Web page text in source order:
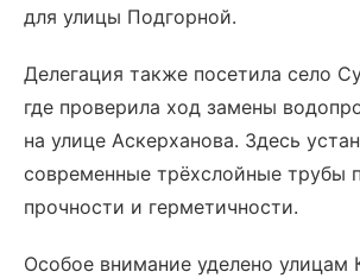
для улицы Подгорной.
Делегация также посетила село
где проверила ход замены
на улице Аскерханова. Здесь
современные трёхслойные трубы
прочности и герметичности.
Особое внимание уделено улицам